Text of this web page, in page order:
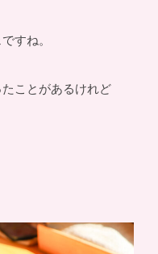
すね。
ことがあるけれど